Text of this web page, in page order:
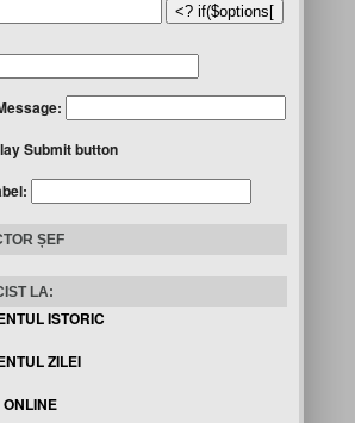
Submit button
ȘEF
LA:
ISTORIC
ZILEI